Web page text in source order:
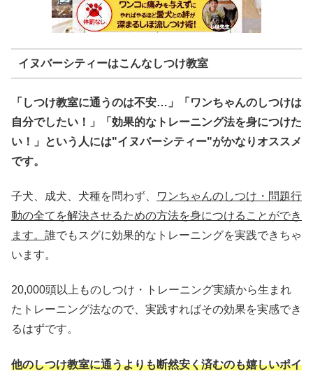
イヌバーシティーはこんなしつけ教室
「しつけ教室に通うのは不安…」「ワンちゃんのしつけは
自分でしたい！」「効果的なトレーニング法を身につけた
い！」という人には"イヌバーシティー"がかなりオススメ
です。
子犬、成犬、犬種を問わず、
ワンちゃんのしつけ・問題行
動の全てを解決させるための方法を身につけることができ
ます。 誰でもスグに効果的なトレーニングを実践できちゃ
います。
20,000頭以上ものしつけ・トレーニング実績から生まれ
たトレーニング法なので、実践すればその効果を実感でき
るはずです。
他のしつけ教室に通うよりも断然安く済むのも嬉しいポイ